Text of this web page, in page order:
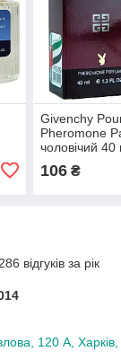
Givenchy
Pheromone
чоловічий 40
106₴
відгуків за рік
120 А, Харків,